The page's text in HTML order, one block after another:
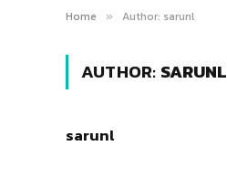
Home » Author: sarunl
AUTHOR: SARUNL
sarunl